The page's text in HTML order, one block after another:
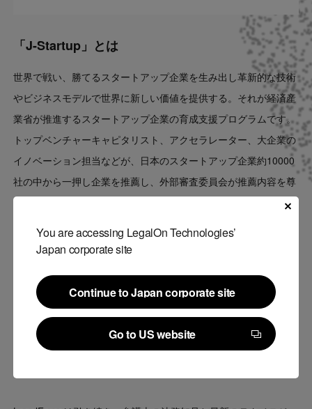
You are accessing LegalOn Technologies’
Japan corporate site
Continue to Japan corporate site
Continue to Japan corporate site
Go to US website
Go to US website
「J-Startup」とは
世界で戦い、勝てるスタートアップ企業を生み出し革新的な技術
やビジネスモデルで世界に新しい価値を提供する。それが経済産
業省が推進するスタートアップ企業の育成支援プログラムです。
トップベンチャーキャピタリスト、アクセラレーター、大企業の
イノベーション担当などが、日本のスタートアップ企業約10000
社の中から一押し企業を推薦し、外部審査委員会が推薦内容を尊
重しつつ企業をチェック。厳正な審査で選ばれた企業をJ-Startup
民間支援機関・NEDO（国立研究開発法人新エネルギー・産業技
構）・経済産業省による事務局が中心となり、「J-Startup企業」
とサポーター、政府機関を結びつけ、タイムリーかつスピーディ
な支援を実現します。
また、JETROグローバルアクセラレーション・ハブ、Startupツ